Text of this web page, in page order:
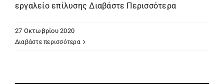
εργαλείο επίλυσηςΔιαβάστε Περισσότερα
27 Οκτωβρίου 2020
Διαβάστε περισσότερα